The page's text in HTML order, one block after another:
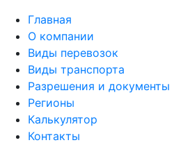
Главная
О компании
Виды перевозок
Виды транспорта
Разрешения и документы
Регионы
Калькулятор
Контакты